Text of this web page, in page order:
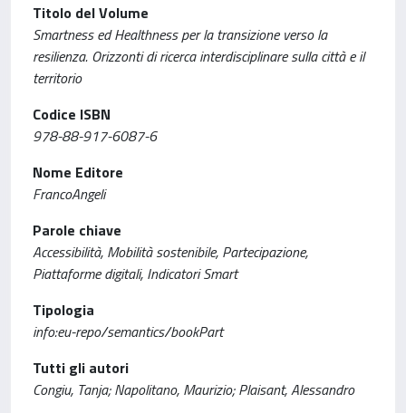
Titolo del Volume
Smartness ed Healthness per la transizione verso la
resilienza. Orizzonti di ricerca interdisciplinare sulla città e il
territorio
Codice ISBN
978-88-917-6087-6
Nome Editore
FrancoAngeli
Parole chiave
Accessibilità, Mobilità sostenibile, Partecipazione,
Piattaforme digitali, Indicatori Smart
Tipologia
info:eu-repo/semantics/bookPart
Tutti gli autori
Congiu, Tanja; Napolitano, Maurizio; Plaisant, Alessandro